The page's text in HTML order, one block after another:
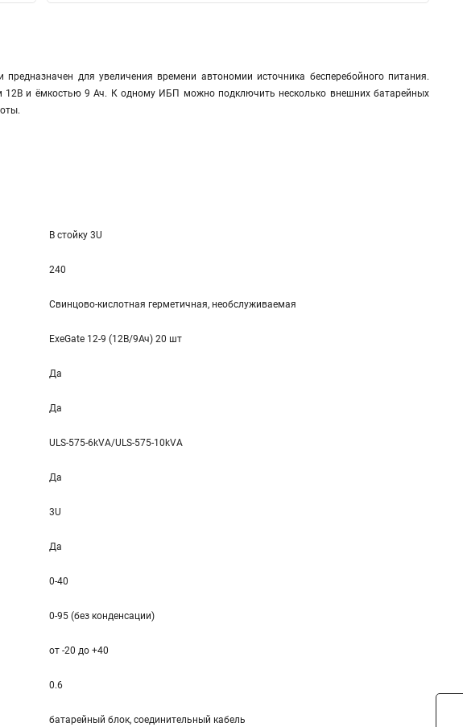
для увеличения времени автономии источника бесперебойного питания.
12В и ёмкостью 9 Ач. К одному ИБП можно подключить несколько внешних батарейных
В стойку 3U
240
Свинцово-кислотная герметичная, необслуживаемая
ExeGate 12-9 (12В/9Ач) 20 шт
Да
Да
ULS-575-6kVA/ULS-575-10kVA
Да
3U
Да
0-40
0-95 (без конденсации)
от -20 до +40
0.6
батарейный блок, соединительный кабель